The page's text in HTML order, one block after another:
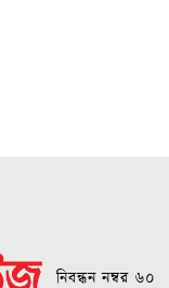
নিবন্ধন নম্বর ৬০